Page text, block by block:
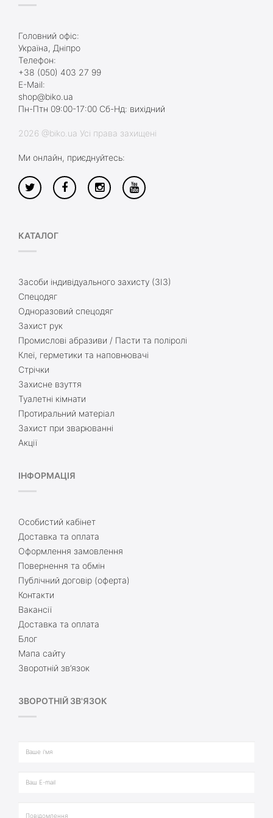
Головний офіс:
Україна, Дніпро
Телефон:
+38 (050) 403 27 99
E-Mail:
shop@biko.ua
Пн-Птн 09:00-17:00 Сб-Нд: вихідний
2026 @biko.ua Усі права захищені
Ми онлайн, приєднуйтесь:
КАТАЛОГ
Засоби індивідуального захисту (ЗІЗ)
Спецодяг
Одноразовий спецодяг
Захист рук
Промислові абразиви / Пасти та поліролі
Клеї, герметики та наповнювачі
Стрічки
Захисне взуття
Туалетні кімнати
Протиральний матеріал
Захист при зварюванні
Акції
ІНФОРМАЦІЯ
Особистий кабінет
Доставка та оплата
Оформлення замовлення
Повернення та обмін
Публічний договір (оферта)
Контакти
Вакансії
Доставка та оплата
Блог
Мапа сайту
Зворотній зв’язок
ЗВОРОТНІЙ ЗВ'ЯЗОК